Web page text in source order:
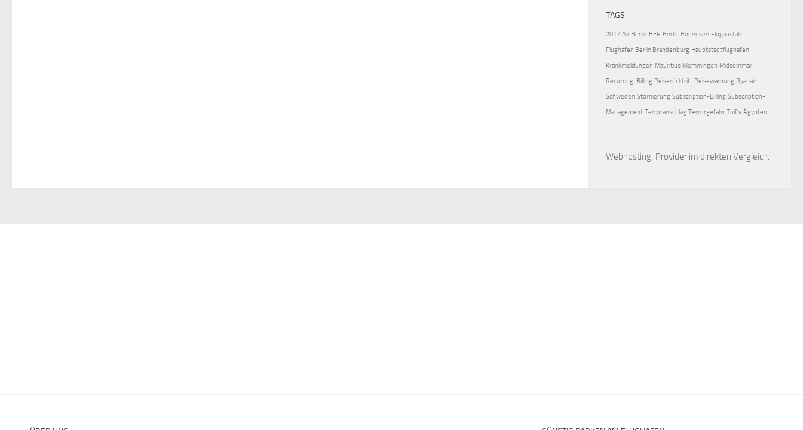
TAGS
2017 Air Berlin BER Berlin Bodensee Flugausfälle
Flughafen Berlin Brandenburg Hauptstadtflughafen
Krankmeldungen Mauritius Memmingen Midsommar
Recurring-Billing Reiserücktritt Reisewarnung Ryanair
Schweden Stornierung Subscription-Billing Subscription-
Management Terroranschlag Terrorgefahr Tuifly Ägypten
Webhosting-Provider im direkten Vergleich.